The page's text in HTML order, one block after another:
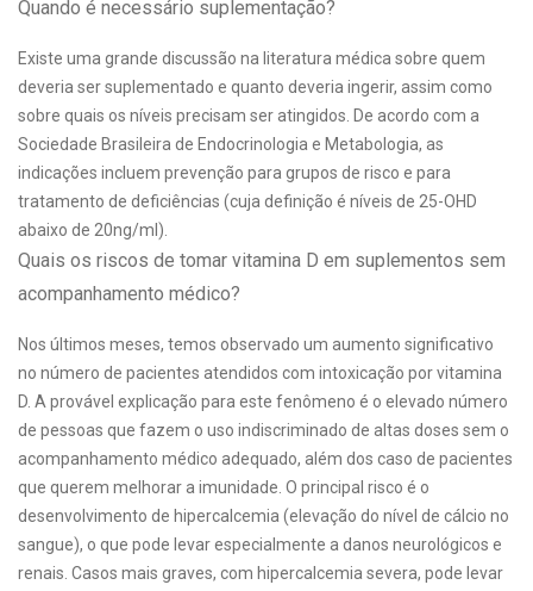
Quando é necessário suplementação?
Existe uma grande discussão na literatura médica sobre quem
deveria ser suplementado e quanto deveria ingerir, assim como
sobre quais os níveis precisam ser atingidos. De acordo com a
Sociedade Brasileira de Endocrinologia e Metabologia, as
indicações incluem prevenção para grupos de risco e para
tratamento de deficiências (cuja definição é níveis de 25-OHD
abaixo de 20ng/ml).
Quais os riscos de tomar vitamina D em suplementos sem
acompanhamento médico?
Nos últimos meses, temos observado um aumento significativo
no número de pacientes atendidos com intoxicação por vitamina
D. A provável explicação para este fenômeno é o elevado número
de pessoas que fazem o uso indiscriminado de altas doses sem o
acompanhamento médico adequado, além dos caso de pacientes
que querem melhorar a imunidade. O principal risco é o
desenvolvimento de hipercalcemia (elevação do nível de cálcio no
sangue), o que pode levar especialmente a danos neurológicos e
renais. Casos mais graves, com hipercalcemia severa, pode levar